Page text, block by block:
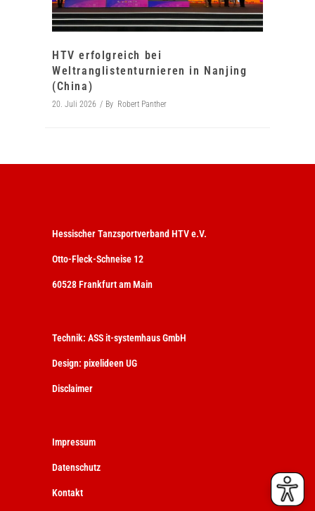
HTV erfolgreich bei
Weltranglistenturnieren in Nanjing
(China)
20. Juli 2026 By Robert Panther
Hessischer Tanzsportverband HTV e.V.
Otto-Fleck-Schneise 12
60528 Frankfurt am Main
Technik: ASS it-systemhaus GmbH
Design: pixelideen UG
Disclaimer
Impressum
Datenschutz
Kontakt